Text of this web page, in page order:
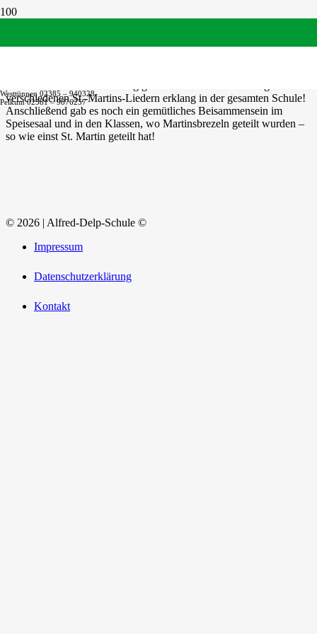
Westtünnen 02385 – 940328
Pelkum 02381 – 9876257
Wie jedes Jahr feierten wir am 11. November 2025 wieder unser St.-
verschiedenen St.-Martins-Liedern erklang in der gesamten Schule!
Anschließend gab es noch ein gemütliches Beisammensein im
Speisesaal und in den Klassen, wo Martinsbrezeln geteilt wurden –
so wie einst St. Martin geteilt hat!
© 2026 | Alfred-Delp-Schule ©
Impressum
Datenschutzerklärung
Kontakt